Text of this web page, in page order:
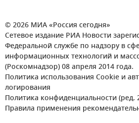
© 2026 МИА «Россия сегодня»
Сетевое издание РИА Новости
Федеральной службе по надзору в
информационных технологий и
(Роскомнадзор) 08 апреля 2014 года.
Политика использования Cookie и
логирования
Политика конфиденциальности (ред.
Правила применения